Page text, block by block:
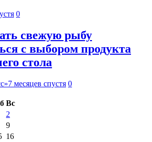
0
свежую рыбу
с выбором продукта
стола
7 месяцев спустя 0
Вс
2
9
16